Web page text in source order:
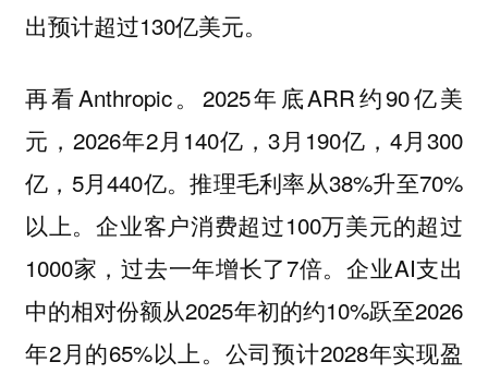
出预计超过130亿美元。
再看Anthropic。2025年底ARR约90亿美
元，2026年2月140亿，3月190亿，4月300
亿，5月440亿。推理毛利率从38%升至70%
以上。企业客户消费超过100万美元的超过
1000家，过去一年增长了7倍。企业AI支出
中的相对份额从2025年初的约10%跃至2026
年2月的65%以上。公司预计2028年实现盈